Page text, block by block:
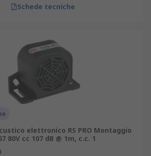
Schede tecniche
elettronico RS PRO Montaggio
80V cc 107 dB @ 1m, c.c. 1